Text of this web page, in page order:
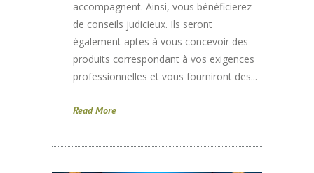
accompagnent. Ainsi, vous bénéficierez
de conseils judicieux. Ils seront
également aptes à vous concevoir des
produits correspondant à vos exigences
professionnelles et vous fourniront des...
Read More